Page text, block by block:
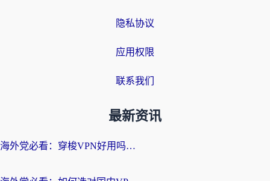
隐私协议
应用权限
联系我们
最新资讯
海外党必看：穿梭VPN好用吗？和云帆VPN对比哪个回国效果更好？附真实测评+避坑指南